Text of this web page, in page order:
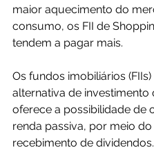
maior aquecimento do
consumo, os FII de
tendem a pagar mais.
Os fundos imobiliários
alternativa de investimento
oferece a possibilidade de
renda passiva, por meio do
recebimento de dividendos.